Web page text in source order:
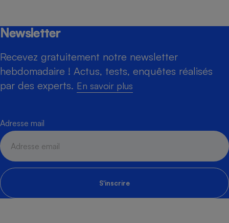
Newsletter
Recevez gratuitement notre newsletter
hebdomadaire ! Actus, tests, enquêtes réalisés
par des experts. En savoir plus
Adresse mail
S'inscrire